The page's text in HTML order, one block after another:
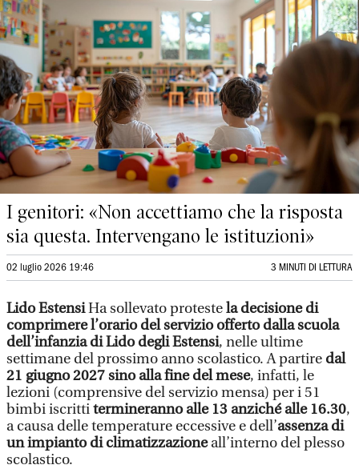
I genitori: «Non accettiamo che la risposta
sia questa. Intervengano le istituzioni»
02 luglio 2026 19:46 3 MINUTI DI LETTURA
Lido EstensiHa sollevato protestela decisione di
comprimere l’orario del servizio offerto dalla scuola
dell’infanzia di Lido degli Estensi, nelle ultime
settimane del prossimo anno scolastico. A partire dal
21 giugno 2027 sino alla fine del mese, infatti, le
lezioni (comprensive del servizio mensa) per i 51
bimbi iscrittitermineranno alle 13 anziché alle 16.30,
a causa delle temperature eccessive e dell’assenza di
un impianto di climatizzazioneall’interno del plesso
scolastico.